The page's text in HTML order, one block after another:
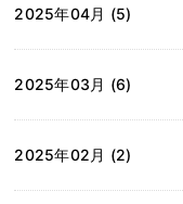
2025年04月 (5)
2025年03月 (6)
2025年02月 (2)